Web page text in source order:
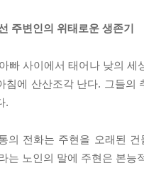
포」 중에서
음 만나는 사람이 자기 말
었다. 그리고 그녀는 털어
시작했다.
주변인의 위태로운 생존기
빠 사이에서 태어나 낮의 세
침에 산산조각 난다. 그들
.
의 전화는 주현을 오래된
는 노인의 말에 주현은 본